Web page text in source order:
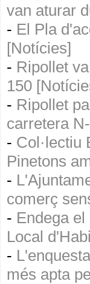
van aturar
- El Pla
[Notícies]
- Ripollet
150
- Ripollet
carretera
- Col·lectiu
Pinetons
-
comerç
- Endega
Local
-
més apta